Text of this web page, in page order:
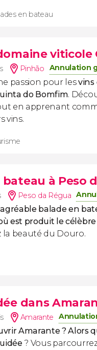
en bateau
Pinhão Annulation
passion pour lesvins
do Bomfim.
en apprenant
vins.
à Peso
Peso da Régua
agréable balade en
est produit le
beauté du Douro.
dans
Amarante
Amarante ? Alors
? Vous